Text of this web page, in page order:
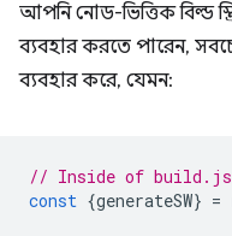
আপনি নোড-ভিত্তিক বিল্ড
ব্যবহার করতে পারেন,
ব্যবহার করে, যেমন:
// Inside of
const {generateSW} =